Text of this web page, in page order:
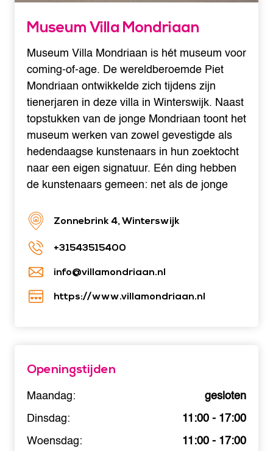
Museum Villa Mondriaan
Museum Villa Mondriaan is hét museum voor
coming-of-age. De wereldberoemde Piet
Mondriaan ontwikkelde zich tijdens zijn
tienerjaren in deze villa in Winterswijk. Naast
topstukken van de jonge Mondriaan toont het
museum werken van zowel gevestigde als
hedendaagse kunstenaars in hun zoektocht
naar een eigen signatuur. Eén ding hebben
de kunstenaars gemeen: net als de jonge
Zonnebrink 4, Winterswijk
+31543515400
info@villamondriaan.nl
https://www.villamondriaan.nl
Openingstijden
Maandag:
gesloten
Dinsdag:
11:00 - 17:00
Woensdag:
11:00 - 17:00